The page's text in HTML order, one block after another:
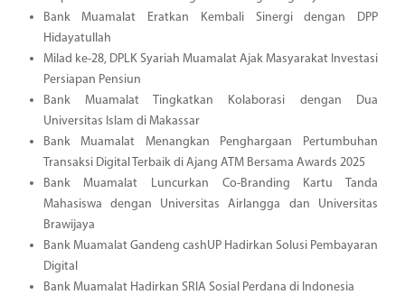
Bank Muamalat Eratkan Kembali Sinergi dengan DPP
Hidayatullah
Milad ke-28, DPLK Syariah Muamalat Ajak Masyarakat Investasi
Persiapan Pensiun
Bank Muamalat Tingkatkan Kolaborasi dengan Dua
Universitas Islam di Makassar
Bank Muamalat Menangkan Penghargaan Pertumbuhan
Transaksi Digital Terbaik di Ajang ATM Bersama Awards 2025
Bank Muamalat Luncurkan Co-Branding Kartu Tanda
Mahasiswa dengan Universitas Airlangga dan Universitas
Brawijaya
Bank Muamalat Gandeng cashUP Hadirkan Solusi Pembayaran
Digital
Bank Muamalat Hadirkan SRIA Sosial Perdana di Indonesia